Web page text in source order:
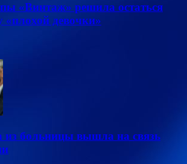
«Винтаж» решила остаться
девочки»
из больницы вышла на связь